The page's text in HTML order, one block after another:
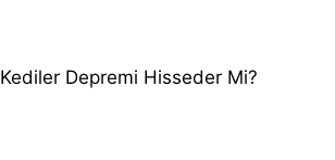
Kediler Depremi Hisseder Mi?